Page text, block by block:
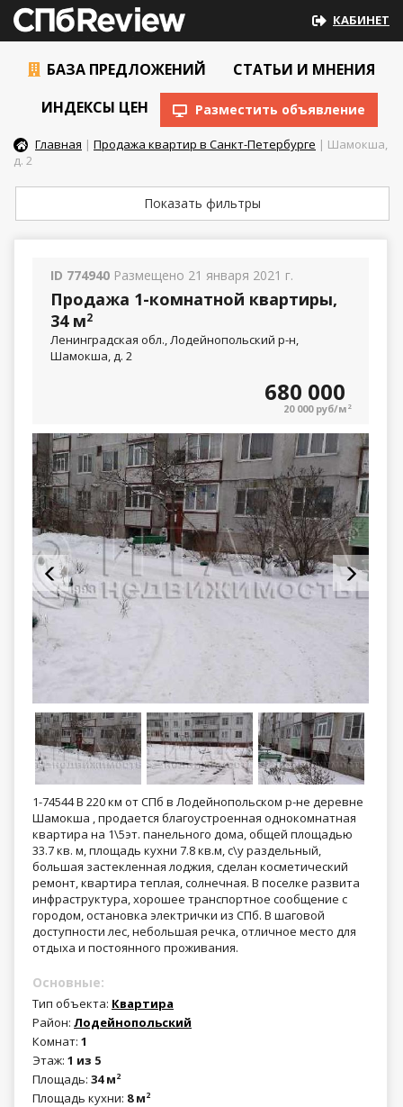
КАБИНЕТ
БАЗА ПРЕДЛОЖЕНИЙ
СТАТЬИ И МНЕНИЯ
ИНДЕКСЫ ЦЕН
Разместить объявление
Главная | Продажа квартир в Санкт-Петербурге | Шамокша,
д. 2
Показать фильтры
ID 774940 Размещено 21 января 2021 г.
Продажа 1-комнатной квартиры,
34 м2
Ленинградская обл., Лодейнопольский р-н,
Шамокша, д. 2
680 000
20 000 руб/м 2
1-74544 В 220 км от СПб в Лодейнопольском р-не деревне
Шамокша , продается благоустроенная однокомнатная
квартира на 1\5эт. панельного дома, общей площадью
33.7 кв. м, площадь кухни 7.8 кв.м, с\у раздельный,
большая застекленная лоджия, сделан косметический
ремонт, квартира теплая, солнечная. В поселке развита
инфраструктура, хорошее транспортное сообщение с
городом, остановка электрички из СПб. В шаговой
доступности лес, небольшая речка, отличное место для
отдыха и постоянного проживания.
Основные:
Тип объекта: Квартира
Район: Лодейнопольский
Комнат: 1
Этаж: 1 из 5
Площадь: 34 м2
Площадь кухни: 8 м2